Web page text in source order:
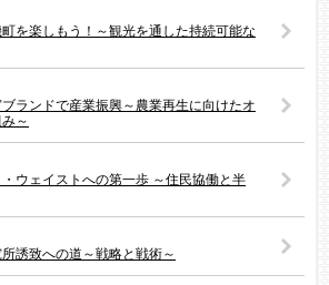
を楽しもう！～観光を通した持続可能な
ランドで産業振興～農業再生に向けたオ
～
ウェイストへの第一歩 ～住民協働と半
誘致への道～戦略と戦術～